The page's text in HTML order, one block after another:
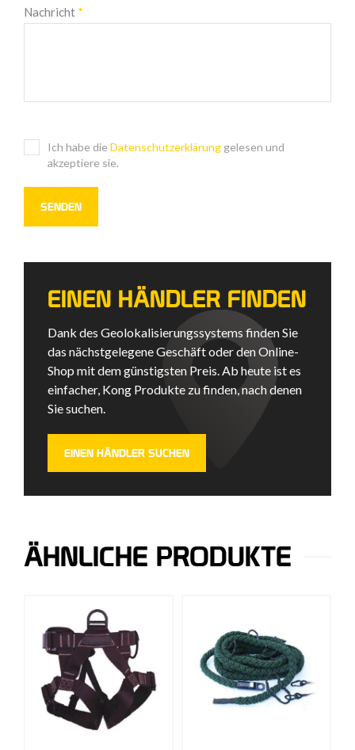
Nachricht *
Ich habe die Datenschutzerklärung gelesen und
akzeptiere sie.
EINEN HÄNDLER FINDEN
Dank des Geolokalisierungssystems finden Sie
das nächstgelegene Geschäft oder den Online-
Shop mit dem günstigsten Preis. Ab heute ist es
einfacher, Kong Produkte zu finden, nach denen
Sie suchen.
EINEN HÄNDLER SUCHEN
ÄHNLICHE PRODUKTE